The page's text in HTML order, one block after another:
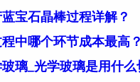
宝石晶棒过程详解？
中哪个环节成本最高？
璃_光学玻璃是用什么